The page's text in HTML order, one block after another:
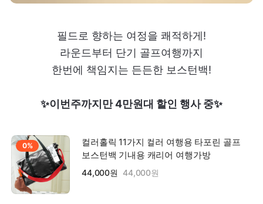
필드로 향하는 여정을 쾌적하게!
라운드부터 단기 골프여행까지
한번에 책임지는 든든한 보스턴백!
✨이번주까지만 4만원대 할인 행사 중✨
0%
컬러홀릭 11가지 컬러 여행용 타포린 골프
보스턴백 기내용 캐리어 여행가방
44,000원 44,000원